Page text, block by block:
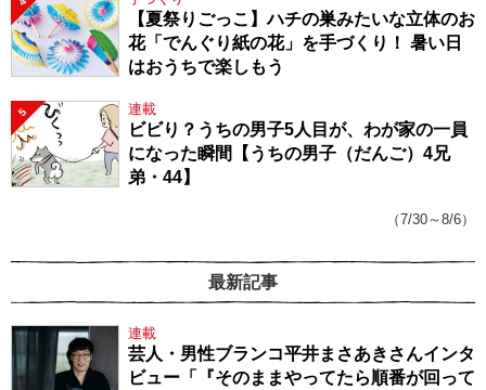
【夏祭りごっこ】ハチの巣みたいな立体のお
花「でんぐり紙の花」を手づくり！ 暑い日
はおうちで楽しもう
5 連載
ビビり？うちの男子5人目が、わが家の一員
になった瞬間【うちの男子（だんご）4兄
弟・44】
（7/30～8/6）
最新記事
連載
芸人・男性ブランコ平井まさあきさんインタ
ビュー「『そのままやってたら順番が回って